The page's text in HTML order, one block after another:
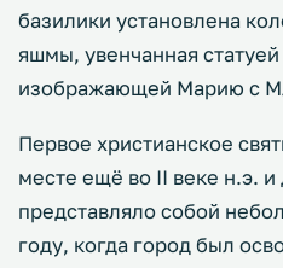
базилики установлена
яшмы, увенчанная статуей
изображающей Марию с
Первое христианское
месте ещё во II веке н.э. и
представляло собой
году, когда город был